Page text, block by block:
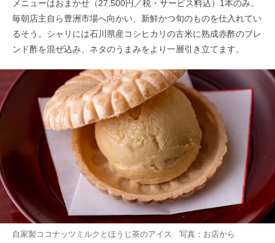
メニューはおまかせ（27,500円／税・サービス料込）1本のみ。
毎朝店主自ら豊洲市場へ向かい、新鮮かつ旬のものを仕入れてい
るそう。シャリには石川県産コシヒカリの古米に熟成赤酢のブレ
ンド酢を混ぜ込み、ネタのうまみをより一層引き立てます。
自家製ココナッツミルクとほうじ茶のアイス 写真：お店から